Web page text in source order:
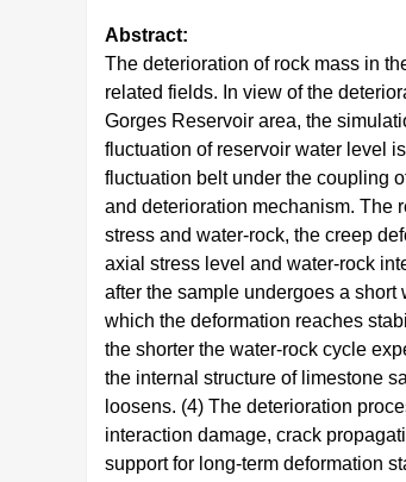
Abstract:
The deterioration of rock mass in
related fields. In view of the
Gorges Reservoir area, the
fluctuation of reservoir water level
fluctuation belt under the coupling
and deterioration mechanism. The
stress and water-rock, the creep
axial stress level and water-rock
after the sample undergoes a
which the deformation reaches
the shorter the water-rock cycle
the internal structure of limestone
loosens. (4) The deterioration
interaction damage, crack
support for long-term deformation